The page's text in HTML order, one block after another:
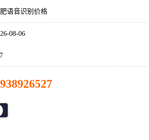
语音识别价格
08-06